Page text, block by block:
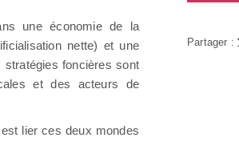
une économie de la
nette) et une
foncières sont
et des acteurs de
lier ces deux mondes
Partager :